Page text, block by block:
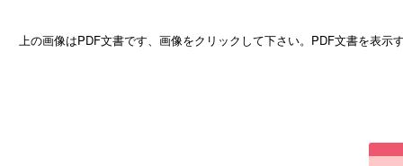
上の画像はPDF文書です、画像をクリックして下さい。PDF文書を表